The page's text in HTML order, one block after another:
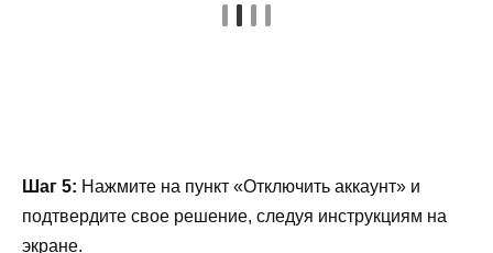
Шаг 5: Нажмите на пункт «Отключить аккаунт» и
подтвердите свое решение, следуя инструкциям на
экране.